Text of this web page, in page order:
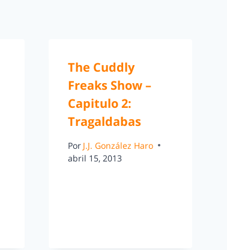
The Cuddly
Freaks Show –
Capitulo 2:
Tragaldabas
Por J.J. González Haro
abril 15, 2013